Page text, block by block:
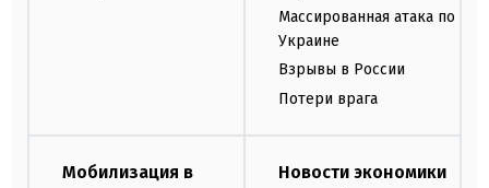
Массированная атака по
Украине
Взрывы в России
Потери врага
Мобилизация в
Новости экономики